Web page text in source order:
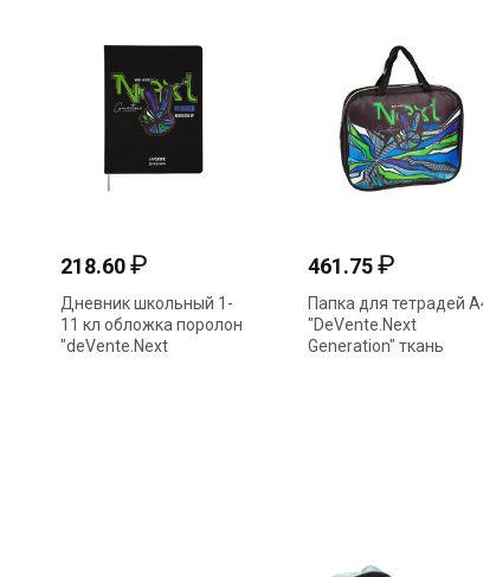
218.60₽
Дневник школьный 1-
11 кл обложка поролон
"deVente.Next
461.75₽
Папка для тетрадей
"DeVente.Next
Generation" ткань